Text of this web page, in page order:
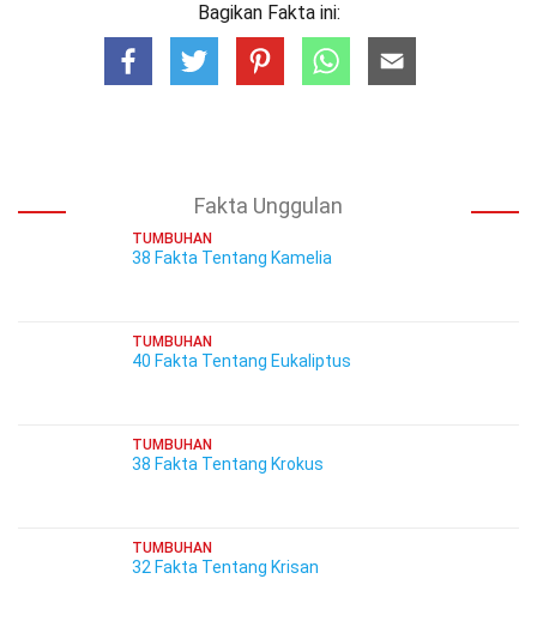
Bagikan Fakta ini:
Fakta Unggulan
TUMBUHAN
38 Fakta Tentang Kamelia
TUMBUHAN
40 Fakta Tentang Eukaliptus
TUMBUHAN
38 Fakta Tentang Krokus
TUMBUHAN
32 Fakta Tentang Krisan